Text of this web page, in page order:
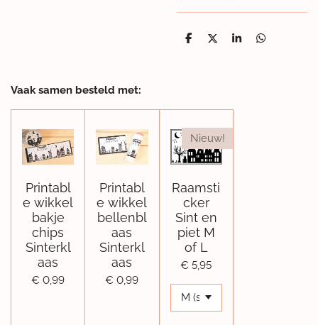
D
D
S
D
Vaak samen besteld met:
Printabl
e wikkel
bakje
chips
Sinterkl
aas
€ 0,99
Printabl
e wikkel
bellenbl
aas
Sinterkl
aas
€ 0,99
Nieuw!
Raamsti
cker
Sint en
piet M
of L
€ 5,95